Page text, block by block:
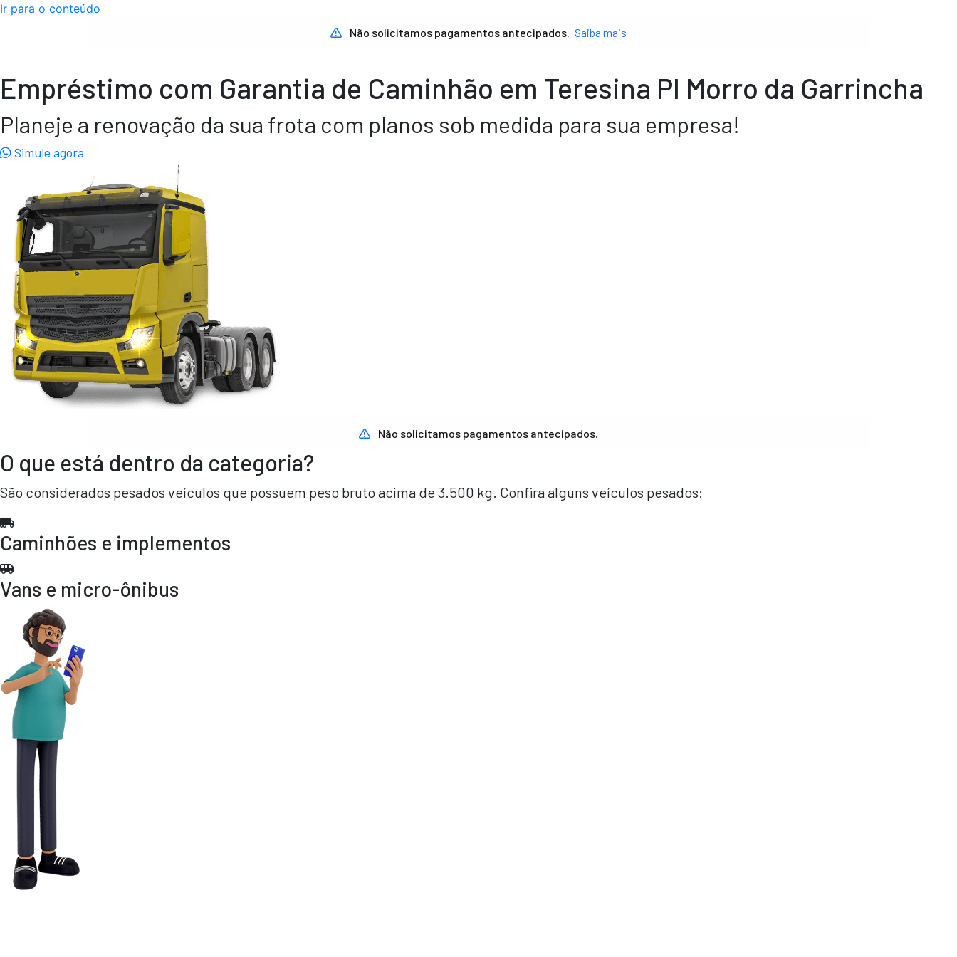
Ir para o conteúdo
Não solicitamos pagamentos antecipados. Saiba mais
Empréstimo com Garantia de Caminhão em Teresina PI Morro da Garrincha
Planeje a renovação da sua frota com planos sob medida para sua empresa!
Simule agora
Não solicitamos pagamentos antecipados.
O que está dentro da categoria?
São considerados pesados veículos que possuem peso bruto acima de 3.500 kg. Confira alguns veículos pesados:
Caminhões e implementos
Vans e micro-ônibus